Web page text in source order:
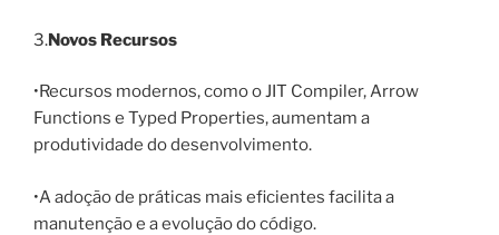
3.Novos Recursos
•Recursos modernos, como o JIT Compiler, Arrow
Functions e Typed Properties, aumentam a
produtividade do desenvolvimento.
•A adoção de práticas mais eficientes facilita a
manutenção e a evolução do código.